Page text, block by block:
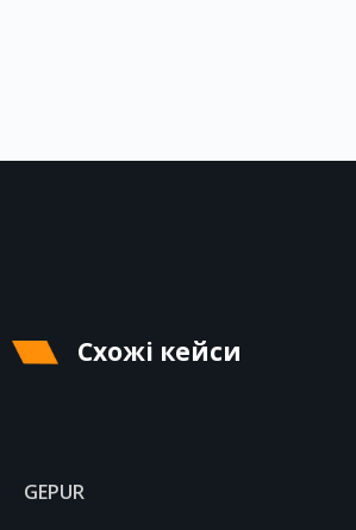
Схожі кейси
GEPUR